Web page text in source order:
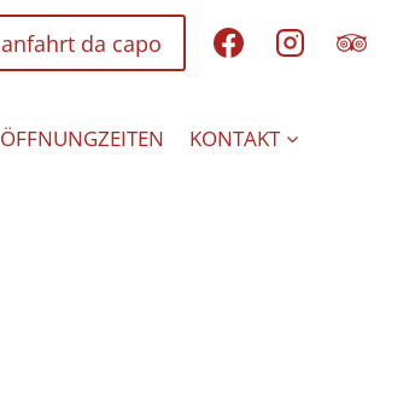
anfahrt da capo
ÖFFNUNGZEITEN KONTAKT